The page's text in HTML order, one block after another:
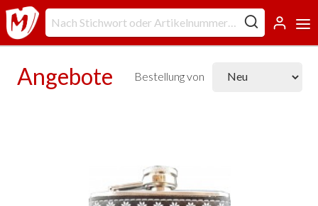
Angebote Bestellung von